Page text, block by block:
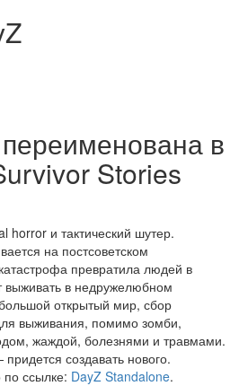
в
Stories
и тактический шутер.
на постсоветском
превратила людей в
выживать в недружелюбном
открытый мир, сбор
выживания, помимо зомби,
жаждой, болезнями и травмами.
создавать нового.
ссылке: DayZ Standalone.